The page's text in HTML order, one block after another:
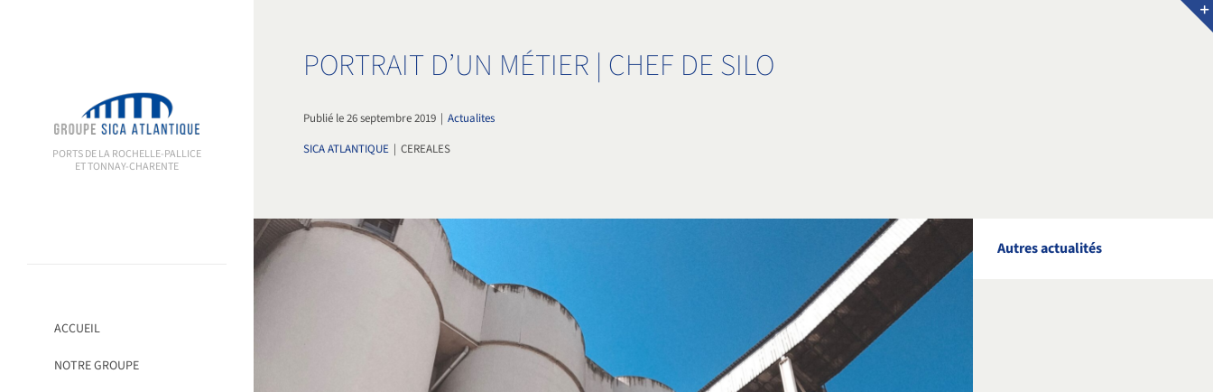
PORTS DE LA ROCHELLE-PALLICE
ET TONNAY-CHARENTE
ACCUEIL
NOTRE GROUPE
PORTRAIT D’UN MÉTIER | CHEF DE SILO
Publié le 26 septembre 2019 | Actualites
SICA ATLANTIQUE | CEREALES
Autres actualités